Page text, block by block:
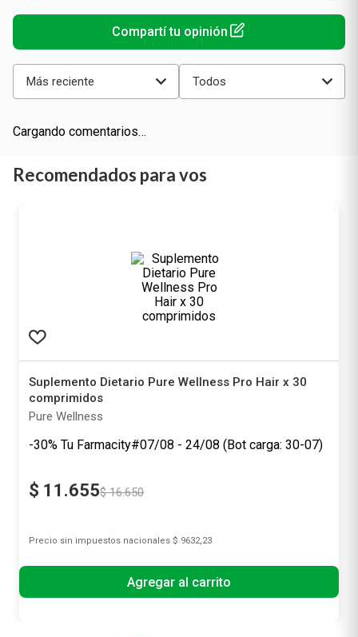
Más reciente Todos
Cargando comentarios…
Recomendados para vos
Suplemento Dietario Pure Wellness Pro Hair x 30
comprimidos
Pure Wellness
-30% Tu Farmacity#07/08 - 24/08 (Bot carga: 30-07)
$ 11 .655$ 16.650
Precio sin impuestos nacionales $ 9632,23
Agregar al carrito